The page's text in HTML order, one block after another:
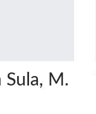
Sula, M.